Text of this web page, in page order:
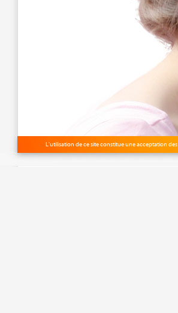
L'utilisation de ce site constitue une acceptation des